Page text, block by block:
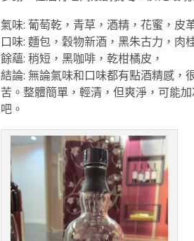
氣味: 葡萄乾，青草，酒精，花蜜，皮
口味: 麵包，穀物新酒，黑朱古力，肉
餘蘊: 稍短，黑咖啡，乾柑橘皮，
結論: 無論氣味和口味都有點酒精感，
苦。整體簡單，輕清，但爽淨，可能
吧。